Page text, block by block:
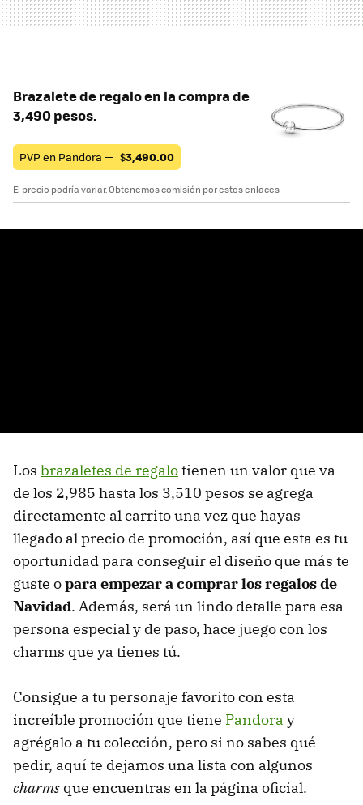
Brazalete de regalo en la compra de
3,490 pesos.
PVP en Pandora — $3,490.00
El precio podría variar. Obtenemos comisión por estos enlaces
Los brazaletes de regalotienen un valor que va
de los 2,985 hasta los 3,510 pesos se agrega
directamente al carrito una vez que hayas
llegado al precio de promoción, así que esta es tu
oportunidad para conseguir el diseño que más te
guste opara empezar a comprar los regalos de
Navidad. Además, será un lindo detalle para esa
persona especial y de paso, hace juego con los
charms que ya tienes tú.
Consigue a tu personaje favorito con esta
increíble promoción que tiene Pandora y
agrégalo a tu colección, pero si no sabes qué
pedir, aquí te dejamos una lista con algunos
charms que encuentras en la página oficial.